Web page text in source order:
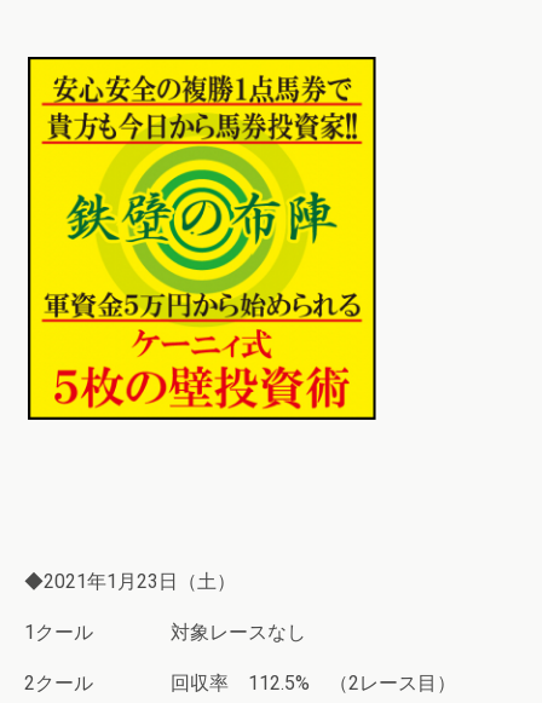
◆2021年1月23日（土）
1クール 対象レースなし
2クール 回収率 112.5% （2レース目）